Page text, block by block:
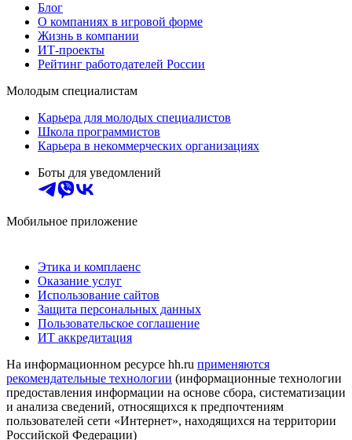
Блог
О компаниях в игровой форме
Жизнь в компании
ИТ-проекты
Рейтинг работодателей России
Молодым специалистам
Карьера для молодых специалистов
Школа программистов
Карьера в некоммерческих организациях
Боты для уведомлений
Мобильное приложение
Этика и комплаенс
Оказание услуг
Использование сайтов
Защита персональных данных
Пользовательское соглашение
ИТ аккредитация
На информационном ресурсе hh.ru применяются
рекомендательные технологии (информационные технологии
предоставления информации на основе сбора, систематизации
и анализа сведений, относящихся к предпочтениям
пользователей сети «Интернет», находящихся на территории
Российской Федерации)